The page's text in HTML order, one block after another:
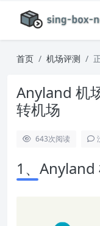
首页 机场评测
Anyland 机
转机场
643次阅读
1、